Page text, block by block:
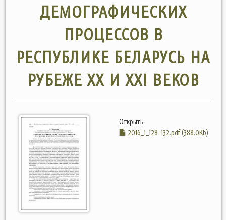
ДЕМОГРАФИЧЕСКИХ
ПРОЦЕССОВ В
РЕСПУБЛИКЕ БЕЛАРУСЬ НА
РУБЕЖЕ ХХ И ХХI ВЕКОВ
Открыть
2016_1_128-132.pdf (388.0Kb)